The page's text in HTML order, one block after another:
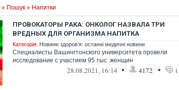
» Пошук » Напитки
ПРОВОКАТОРЫ РАКА: ОНКОЛОГ НАЗВАЛА ТРИ
ВРЕДНЫХ ДЛЯ ОРГАНИЗМА НАПИТКА
Категорія: Новини здоров'я: останні медичні новини
Специалисты Вашингтонского университета провели
исследование с участием 95 тыс. женщин
28.08.2021, 16:14 • 4172 • 1